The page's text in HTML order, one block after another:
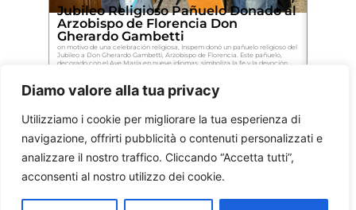
Diamo valore alla tua privacy
Utilizziamo i cookie per migliorare la tua esperienza di
navigazione, offrirti pubblicità o contenuti personalizzati e
analizzare il nostro traffico. Cliccando “Accetta tutti”,
acconsenti al nostro utilizzo dei cookie.
Jubileo Religioso Pañuelo Donado al
Arzobispo de Florencia Don
Gherardo Gambetti
on motivo de una celebración religiosa, Inspem donó un pañuelo religioso del
Jubileo a Don Gherardo Gambetti, Arzobispo de Florencia. Este pañuelo,
decorado con el Ave María en nueve idiomas, simboliza la fe y la devoción